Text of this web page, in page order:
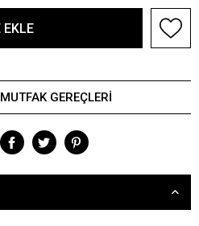
MUTFAK GEREÇLERI